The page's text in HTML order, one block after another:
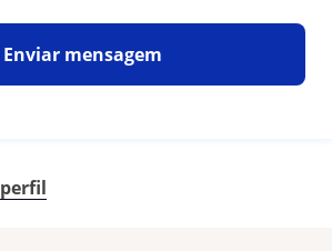
Enviar mensagem